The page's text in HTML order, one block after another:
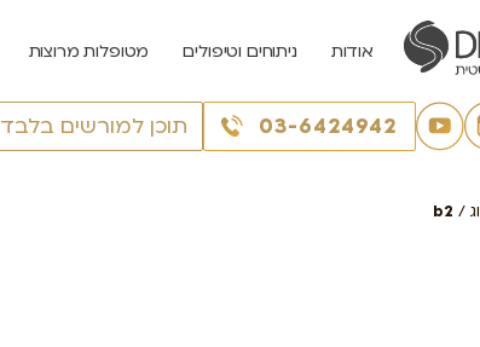
אודות ניתוחים וטיפולים מטופלות מרוצות
03-6424942 תוכן למורשים בלבד
/
b2